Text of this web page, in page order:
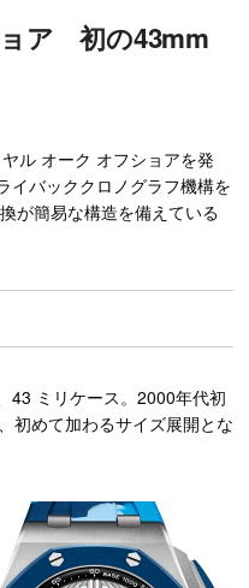
ア 初の43mm
ル オーク オフショアを発
イバッククロノグラフ機構を
が簡易な構造を備えている
43 ミリケース。2000年代初
初めて加わるサイズ展開とな